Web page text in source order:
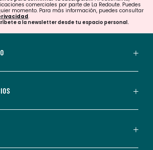
confirmar
tu
suscripción.
aceptas
comerciales
personalizadas
comerciales por parte de La Redoute. Puedes
momento. Para más información, puedes consultar
.
a la newsletter desde tu espacio personal.